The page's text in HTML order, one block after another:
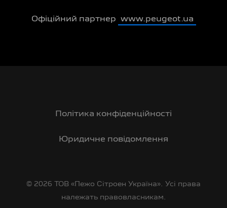
Офіційний партнер www.peugeot.ua
Політика конфіденційності
Юридичне повідомлення
© 2026 ТОВ «Пежо Сітроен Україна». Усі права
належать правовласникам.